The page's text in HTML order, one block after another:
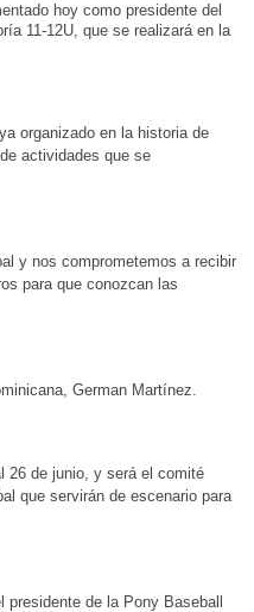
hoy como presidente del
11-12U, que se realizará en la
organizado en la historia de
actividades que se
y nos comprometemos a recibir
para que conozcan las
German Martínez.
26 de junio, y será el comité
que servirán de escenario para
de la Pony Baseball